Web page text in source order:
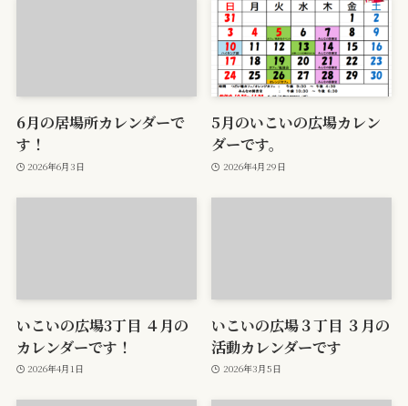
6月の居場所カレンダーで
す！
2026年6月3日
5月のいこいの広場カレン
ダーです。
2026年4月29日
いこいの広場3丁目 ４月の
カレンダーです！
2026年4月1日
いこいの広場３丁目 ３月の
活動カレンダーです
2026年3月5日